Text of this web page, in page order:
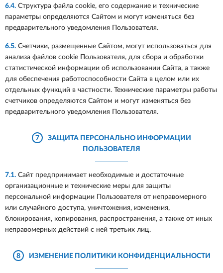
6.4. Структура файла cookie, его содержание и технические
параметры определяются Сайтом и могут изменяться без
предварительного уведомления Пользователя.
6.5. Счетчики, размещенные Сайтом, могут использоваться для
анализа файлов cookie Пользователя, для сбора и обработки
статистической информации об использовании Сайта, а также
для обеспечения работоспособности Сайта в целом или их
отдельных функций в частности. Технические параметры работы
счетчиков определяются Сайтом и могут изменяться без
предварительного уведомления Пользователя.
7
ЗАЩИТА ПЕРСОНАЛЬНО ИНФОРМАЦИИ
ПОЛЬЗОВАТЕЛЯ
7.1. Сайт предпринимает необходимые и достаточные
организационные и технические меры для защиты
персональной информации Пользователя от неправомерного
или случайного доступа, уничтожения, изменения,
блокирования, копирования, распространения, а также от иных
неправомерных действий с ней третьих лиц.
8 ИЗМЕНЕНИЕ ПОЛИТИКИ КОНФИДЕНЦИАЛЬНОСТИ